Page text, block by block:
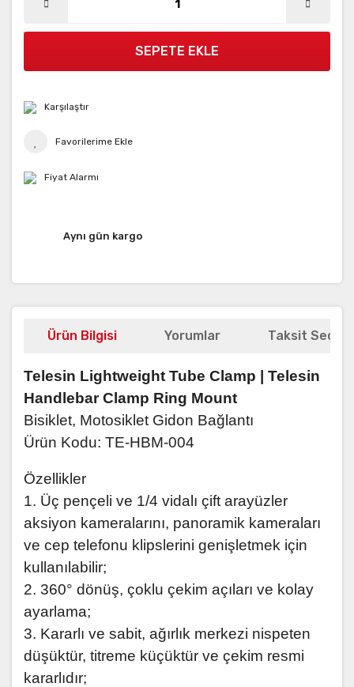
SEPETE EKLE
Karşılaştır
Fiyat Alarmı
Aynı gün kargo
Ürün Bilgisi Yorumlar Taksit
Telesin Lightweight Tube Clamp | Telesin
Handlebar Clamp Ring Mount
Bisiklet, Motosiklet Gidon Bağlantı
Ürün Kodu: TE-HBM-004
Özellikler
1. Üç pençeli ve 1/4 vidalı çift arayüzler
aksiyon kameralarını, panoramik kameraları
ve cep telefonu klipslerini genişletmek için
kullanılabilir;
2. 360° dönüş, çoklu çekim açıları ve kolay
ayarlama;
3. Kararlı ve sabit, ağırlık merkezi nispeten
düşüktür, titreme küçüktür ve çekim resmi
kararlıdır;